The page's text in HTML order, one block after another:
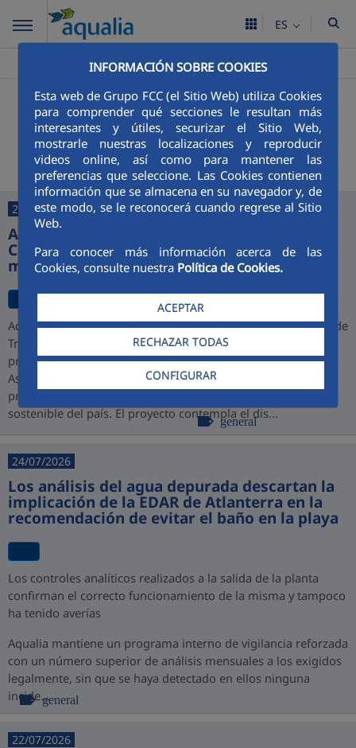
INFORMACIÓN SOBRE COOKIES
Esta web de Grupo FCC (el Sitio Web) utiliza Cookies
para comprender qué secciones le resultan más
interesantes y útiles, securizar el Sitio Web,
mostrarle nuestras localizaciones y reproducir
videos online, así como para mantener las
preferencias que seleccione. Las Cookies contienen
información que se almacena en su navegador y, de
este modo, se le reconocerá cuando regrese al Sitio
Web.
Para conocer más información acerca de las
Cookies, consulte nuestra Política de Cookies.
ACEPTAR
RECHAZAR TODAS
CONFIGURAR
ES
>Reinosa
+ Buscador
Últimas noticias
27/07/2026
Aqualia desarrollará la depuradora de
Cajamarca y alcanza una cartera de 1.000
millones de euros en Perú
Aqualia ha resultado adjudicataria del proyecto de la Planta de
Tratamiento de Aguas Residuales (PTAR) de Cajamarca,
promovido por PROINVERSIÓN bajo la modalidad de
Asociación Público-Privada (APP), consolidando así su
presencia en Perú y su compromiso con el desarrollo
sostenible del país. El proyecto contempla el dis...
general
24/07/2026
Los análisis del agua depurada descartan la
implicación de la EDAR de Atlanterra en la
recomendación de evitar el baño en la playa
Los controles analíticos realizados a la salida de la planta
confirman el correcto funcionamiento de la misma y tampoco
ha tenido averías
Aqualia mantiene un programa interno de vigilancia reforzada
con un número superior de análisis mensuales a los exigidos
legalmente, sin que se haya detectado en ellos ninguna
incide...general
22/07/2026